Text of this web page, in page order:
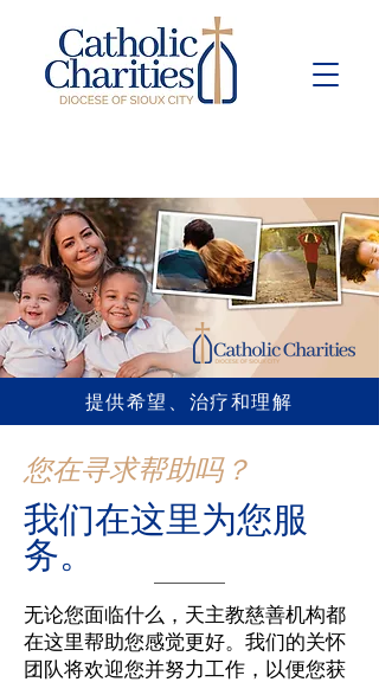
提供希望、治疗和理解
您在寻求帮助吗？
我们在这里为您服
务。
无论您面临什么，天主教慈善机构都
在这里帮助您感觉更好。我们的关怀
团队将欢迎您并努力工作，以便您获